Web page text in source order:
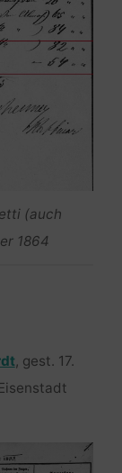
(auch
1864
, gest. 17.